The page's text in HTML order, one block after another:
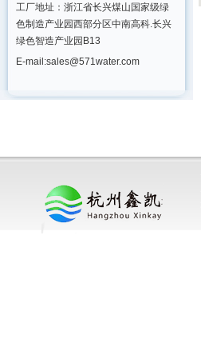
工厂地址：浙江省长兴煤山国家级绿
色制造产业园西部分区中南高科.长兴
绿色智造产业园B13
E-mail:sales@571water.com